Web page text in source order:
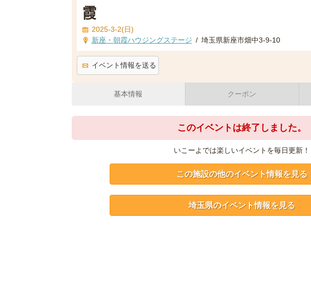
霞
2025-3-2(日)
新座・朝霞ハウジングステージ / 埼玉県新座市畑中3-9-10
イベント情報を送る
基本情報 クーポン
このイベントは終了しました。
いこーよでは楽しいイベントを毎日更新！
この施設の他のイベント情報を見る
埼玉県のイベント情報を見る